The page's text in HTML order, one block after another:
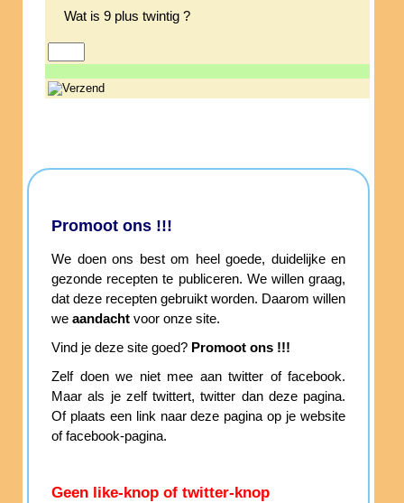
Wat is 9 plus twintig ?
Promoot ons !!!
We doen ons best om heel goede, duidelijke en
gezonde recepten te publiceren. We willen graag,
dat deze recepten gebruikt worden. Daarom willen
we aandacht voor onze site.
Vind je deze site goed? Promoot ons !!!
Zelf doen we niet mee aan twitter of facebook.
Maar als je zelf twittert, twitter dan deze pagina.
Of plaats een link naar deze pagina op je website
of facebook-pagina.
Geen like-knop of twitter-knop